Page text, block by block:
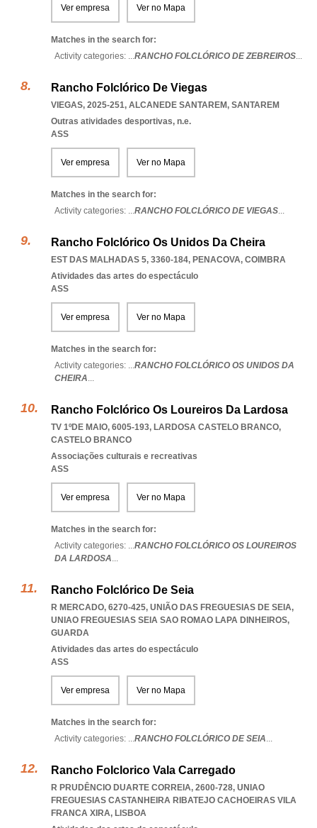
Ver empresa Ver no Mapa
Matches in the search for:
Activity categories: ...RANCHO FOLCLÓRICO DE ZEBREIROS...
Rancho Folclórico De Viegas
VIEGAS, 2025-251, ALCANEDE SANTAREM, SANTAREM
Outras atividades desportivas, n.e.
ASS
Ver empresa Ver no Mapa
Matches in the search for:
Activity categories: ...RANCHO FOLCLÓRICO DE VIEGAS...
Rancho Folclórico Os Unidos Da Cheira
EST DAS MALHADAS 5, 3360-184, PENACOVA, COIMBRA
Atividades das artes do espectáculo
ASS
Ver empresa Ver no Mapa
Matches in the search for:
Activity categories: ...RANCHO FOLCLÓRICO OS UNIDOS DA
CHEIRA...
Rancho Folclórico Os Loureiros Da Lardosa
TV 1ºDE MAIO, 6005-193, LARDOSA CASTELO BRANCO,
CASTELO BRANCO
Associações culturais e recreativas
ASS
Ver empresa Ver no Mapa
Matches in the search for:
Activity categories: ...RANCHO FOLCLÓRICO OS LOUREIROS
DA LARDOSA...
Rancho Folclórico De Seia
R MERCADO, 6270-425, UNIÃO DAS FREGUESIAS DE SEIA,
UNIAO FREGUESIAS SEIA SAO ROMAO LAPA DINHEIROS,
GUARDA
Atividades das artes do espectáculo
ASS
Ver empresa Ver no Mapa
Matches in the search for:
Activity categories: ...RANCHO FOLCLÓRICO DE SEIA...
Rancho Folclorico Vala Carregado
R PRUDÊNCIO DUARTE CORREIA, 2600-728, UNIAO
FREGUESIAS CASTANHEIRA RIBATEJO CACHOEIRAS VILA
FRANCA XIRA, LISBOA